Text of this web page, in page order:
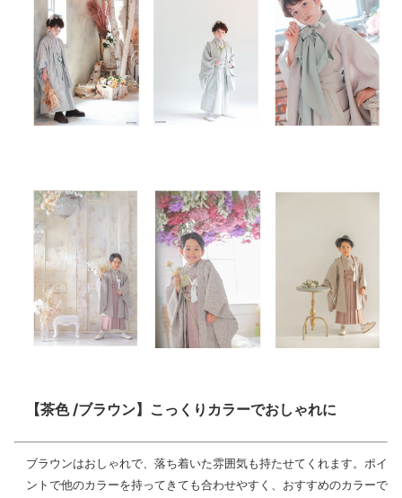
【茶色 /ブラウン】こっくりカラーでおしゃれに
ブラウンはおしゃれで、落ち着いた雰囲気も持たせてくれます。ポイ
ントで他のカラーを持ってきても合わせやすく、おすすめのカラーで